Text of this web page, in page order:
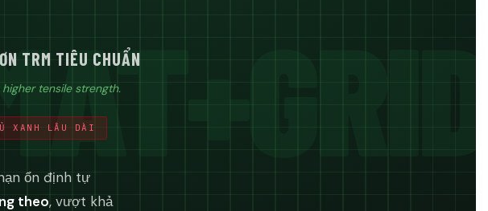
TRM TIÊU CHUẨN
tensile strength.
XANH LÂU DÀI
ổn định tự
theo, vượt khả